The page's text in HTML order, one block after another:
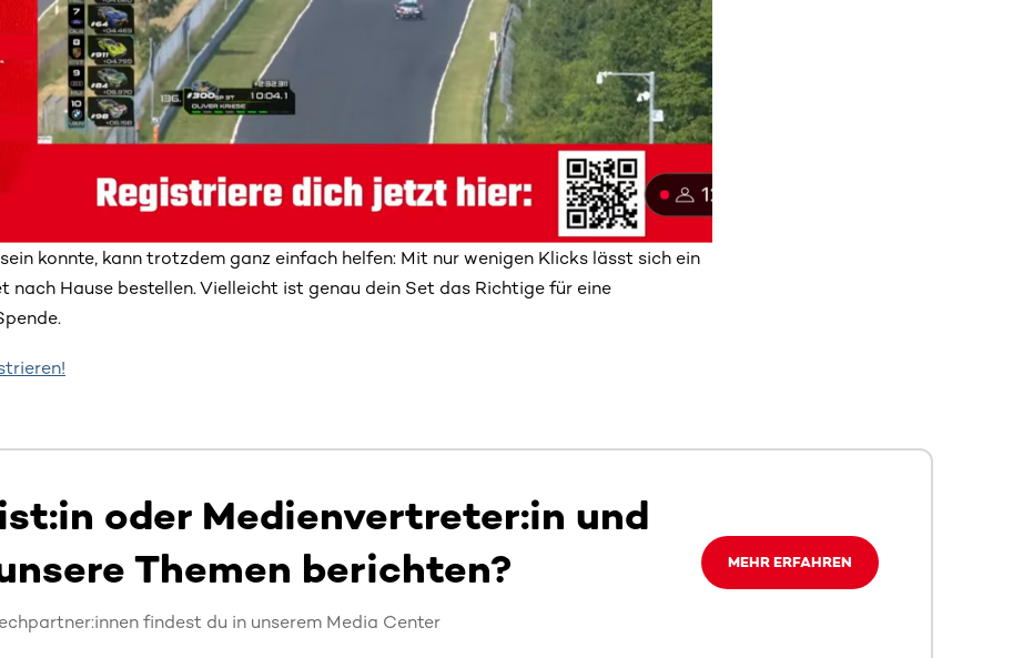
konnte, kann trotzdem ganz einfach helfen: Mit nur wenigen Klicks lässt sich ein
nach Hause bestellen. Vielleicht ist genau dein Set das Richtige für eine
oder Medienvertreter:in und
Themen berichten?
findest du in unserem Media Center
MEHR ERFAHREN